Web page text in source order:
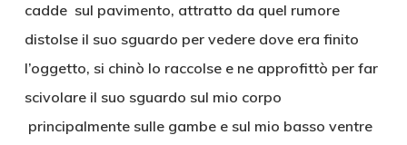
cadde sul pavimento, attratto da quel rumore
distolse il suo sguardo per vedere dove era finito
l’oggetto, si chinò lo raccolse e ne approfittò per far
scivolare il suo sguardo sul mio corpo
principalmente sulle gambe e sul mio basso ventre